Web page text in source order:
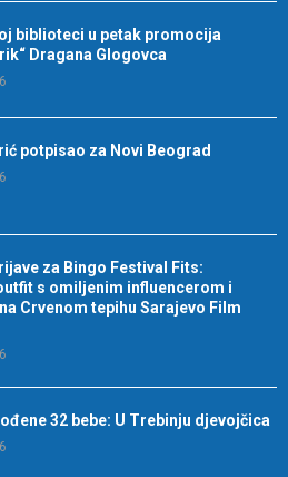
biblioteci u petak promocija
Dragana Glogovca
potpisao za Novi Beograd
za Bingo Festival Fits:
s omiljenim influencerom i
Crvenom tepihu Sarajevo Film
32 bebe: U Trebinju djevojčica